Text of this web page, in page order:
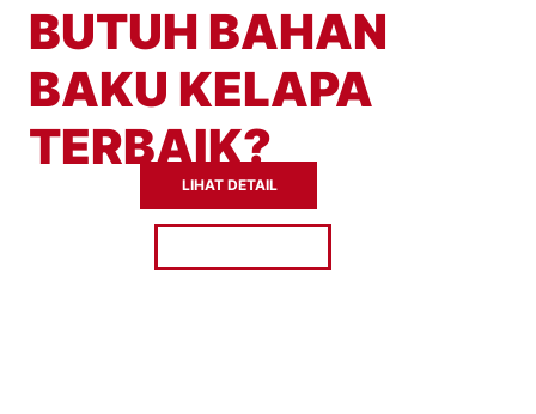
BUTUH BAHAN
BAKU KELAPA
TERBAIK?
LIHAT DETAIL